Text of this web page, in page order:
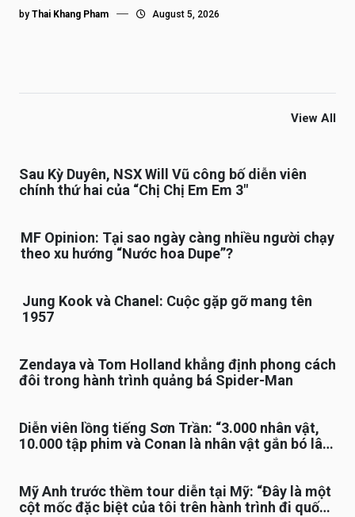
by Thai Khang Pham August 5, 2026
View All
Sau Kỳ Duyên, NSX Will Vũ công bố diễn viên
chính thứ hai của “Chị Chị Em Em 3″
MF Opinion: Tại sao ngày càng nhiều người chạy
theo xu hướng “Nước hoa Dupe”?
Jung Kook và Chanel: Cuộc gặp gỡ mang tên
1957
Zendaya và Tom Holland khẳng định phong cách
đôi trong hành trình quảng bá Spider-Man
Diễn viên lồng tiếng Sơn Trần: “3.000 nhân vật,
10.000 tập phim và Conan là nhân vật gắn bó lâu
Mỹ Anh trước thềm tour diễn tại Mỹ: “Đây là một
cột mốc đặc biệt của tôi trên hành trình đi quốc